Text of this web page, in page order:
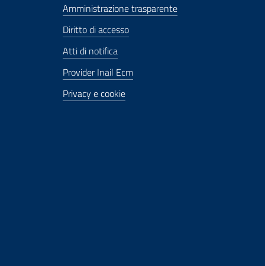
Amministrazione trasparente
Diritto di accesso
Atti di notifica
Provider Inail Ecm
Privacy e cookie